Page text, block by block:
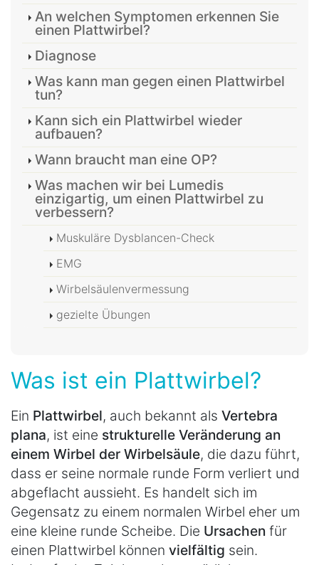
An welchen Symptomen erkennen Sie
einen Plattwirbel?
Diagnose
Was kann man gegen einen Plattwirbel
tun?
Kann sich ein Plattwirbel wieder
aufbauen?
Wann braucht man eine OP?
Was machen wir bei Lumedis
einzigartig, um einen Plattwirbel zu
verbessern?
Muskuläre Dysblancen-Check
EMG
Wirbelsäulenvermessung
gezielte Übungen
Was ist ein Plattwirbel?
Ein Plattwirbel, auch bekannt als Vertebra
plana, ist eine strukturelle Veränderung an
einem Wirbel der Wirbelsäule, die dazu führt,
dass er seine normale runde Form verliert und
abgeflacht aussieht. Es handelt sich im
Gegensatz zu einem normalen Wirbel eher um
eine kleine runde Scheibe. Die Ursachen für
einen Plattwirbel können vielfältig sein.